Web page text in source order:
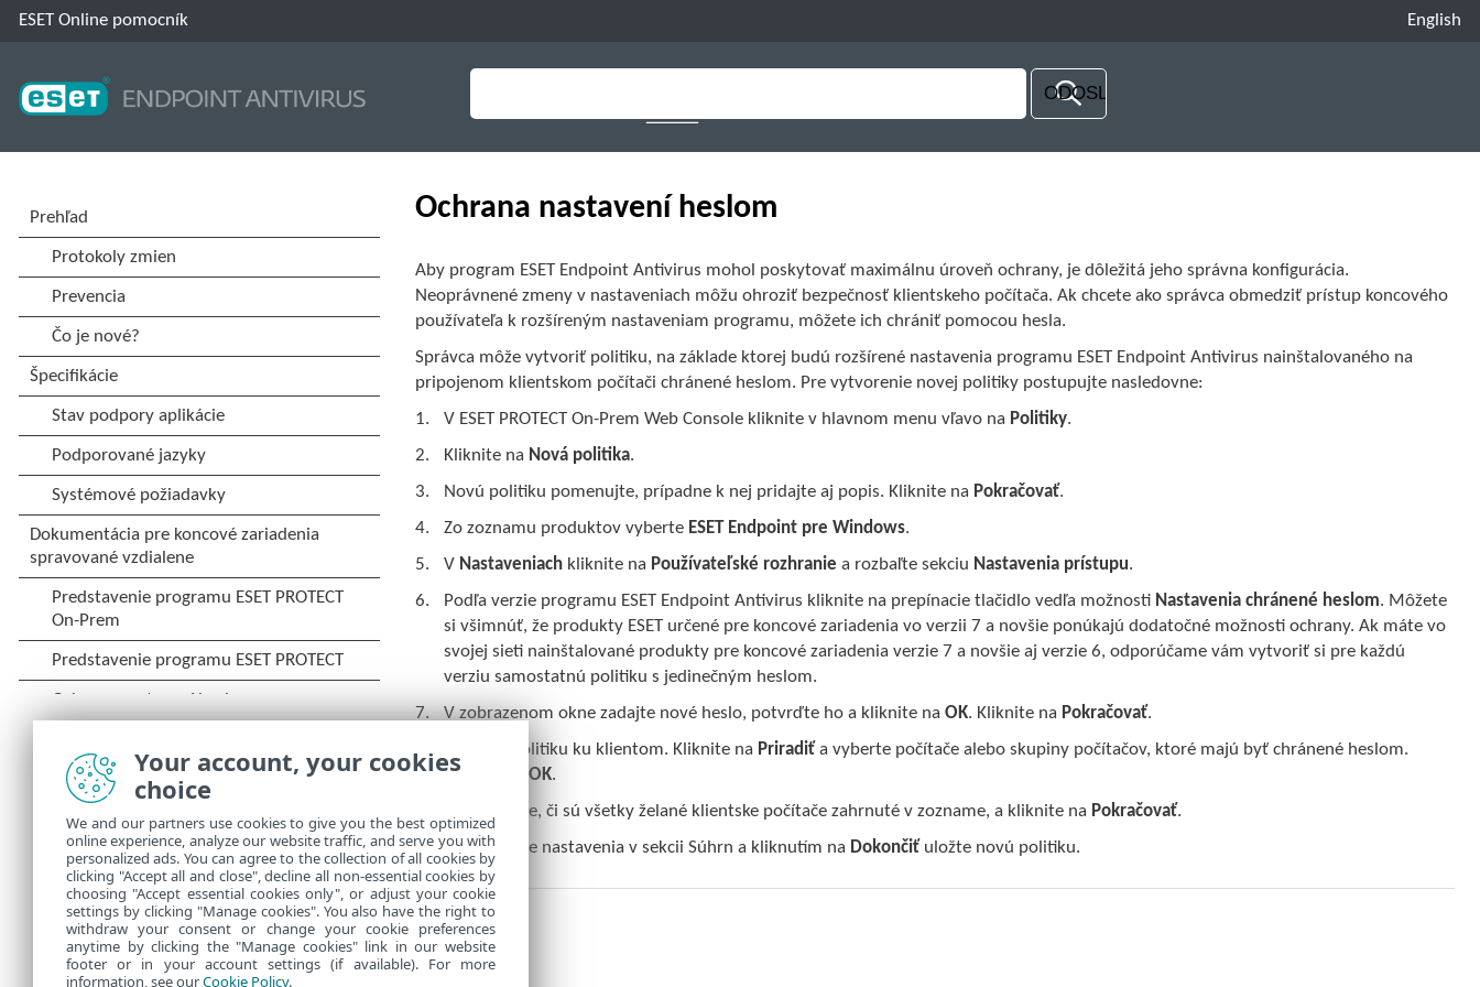
ESET Online pomocník English
Ochrana nastavení heslom
Aby program ESET Endpoint Antivirus mohol poskytovať maximálnu úroveň ochrany, je dôležitá jeho správna konfigurácia.
Neoprávnené zmeny v nastaveniach môžu ohroziť bezpečnosť klientskeho počítača. Ak chcete ako správca obmedziť prístup koncového
používateľa k rozšíreným nastaveniam programu, môžete ich chrániť pomocou hesla.
Správca môže vytvoriť politiku, na základe ktorej budú rozšírené nastavenia programu ESET Endpoint Antivirus nainštalovaného na
pripojenom klientskom počítači chránené heslom. Pre vytvorenie novej politiky postupujte nasledovne:
V ESET PROTECT On-Prem Web Console kliknite v hlavnom menu vľavo na Politiky.
Kliknite na Nová politika.
Novú politiku pomenujte, prípadne k nej pridajte aj popis. Kliknite na Pokračovať.
Zo zoznamu produktov vyberte ESET Endpoint pre Windows.
V Nastaveniach kliknite na Používateľské rozhranie a rozbaľte sekciu Nastavenia prístupu.
Podľa verzie programu ESET Endpoint Antivirus kliknite na prepínacie tlačidlo vedľa možnosti Nastavenia chránené heslom. Môžete
si všimnúť, že produkty ESET určené pre koncové zariadenia vo verzii 7 a novšie ponúkajú dodatočné možnosti ochrany. Ak máte vo
svojej sieti nainštalované produkty pre koncové zariadenia verzie 7 a novšie aj verzie 6, odporúčame vám vytvoriť si pre každú
verziu samostatnú politiku s jedinečným heslom.
V zobrazenom okne zadajte nové heslo, potvrďte ho a kliknite naOK. Kliknite na Pokračovať.
Priraďte politiku ku klientom. Kliknite na Priradiť a vyberte počítače alebo skupiny počítačov, ktoré majú byť chránené heslom.
Kliknite naOK.
Skontrolujte, či sú všetky želané klientske počítače zahrnuté v zozname, a kliknite na Pokračovať.
Skontrolujte nastavenia v sekcii Súhrn a kliknutím na Dokončiť uložte novú politiku.
Your account, your cookies
choice
We and our partners use cookies to give you the best optimized
online experience, analyze our website traffic, and serve you with
personalized ads. You can agree to the collection of all cookies by
clicking "Accept all and close", decline all non-essential cookies by
choosing "Accept essential cookies only", or adjust your cookie
settings by clicking "Manage cookies". You also have the right to
withdraw your consent or change your cookie preferences
anytime by clicking the "Manage cookies" link in our website
footer or in your account settings (if available). For more
information, see ourCookie Policy.